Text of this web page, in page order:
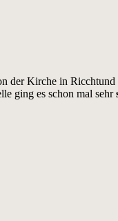
der Kirche in
ging es schon mal sehr